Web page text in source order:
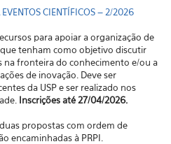
CIENTÍFICOS – 2/2026
para apoiar a organização de
tenham como objetivo discutir
na fronteira do conhecimento e/ou a
de inovação. Deve ser
da USP e ser realizado nos
Inscrições até 27/04/2026.
propostas com ordem de
encaminhadas à PRPI.